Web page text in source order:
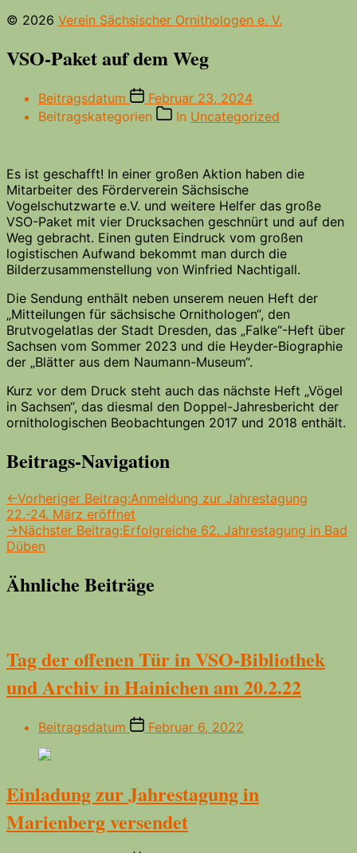
© 2026 Verein Sächsischer Ornithologen e. V.
VSO-Paket auf dem Weg
Beitragsdatum
Februar 23, 2024
Beitragskategorien
In Uncategorized
Es ist geschafft! In einer großen Aktion haben die
Mitarbeiter des Förderverein Sächsische
Vogelschutzwarte e.V. und weitere Helfer das große
VSO-Paket mit vier Drucksachen geschnürt und auf den
Weg gebracht. Einen guten Eindruck vom großen
logistischen Aufwand bekommt man durch die
Bilderzusammenstellung von Winfried Nachtigall.
Die Sendung enthält neben unserem neuen Heft der
„Mitteilungen für sächsische Ornithologen“, den
Brutvogelatlas der Stadt Dresden, das „Falke“-Heft über
Sachsen vom Sommer 2023 und die Heyder-Biographie
der „Blätter aus dem Naumann-Museum“.
Kurz vor dem Druck steht auch das nächste Heft „Vögel
in Sachsen“, das diesmal den Doppel-Jahresbericht der
ornithologischen Beobachtungen 2017 und 2018 enthält.
Beitrags-Navigation
←Vorheriger Beitrag:Anmeldung zur Jahrestagung
22.-24. März eröffnet
→Nächster Beitrag:Erfolgreiche 62. Jahrestagung in Bad
Düben
Ähnliche Beiträge
Tag der offenen Tür in VSO-Bibliothek
und Archiv in Hainichen am 20.2.22
Beitragsdatum Februar 6, 2022
Einladung zur Jahrestagung in
Marienberg versendet